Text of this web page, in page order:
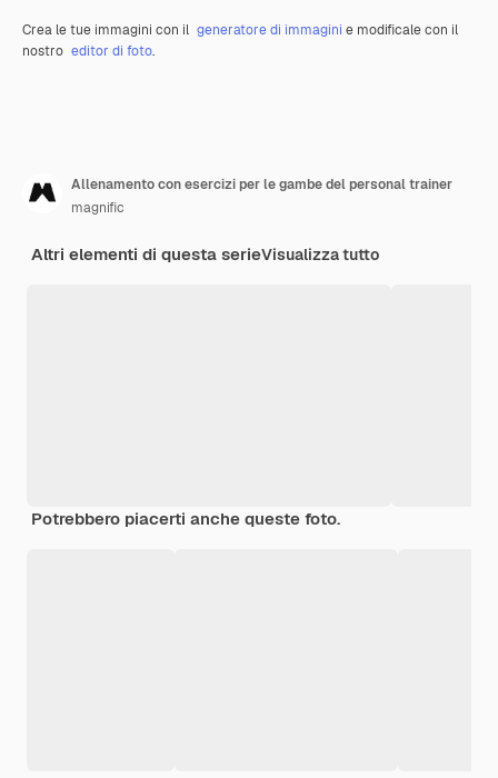
Crea le tue immagini con il generatore di immagini e modificale con il
nostro editor di foto.
Allenamento con esercizi per le gambe del personal trainer
magnific
Altri elementi di questa serieVisualizza tutto
Potrebbero piacerti anche queste foto.